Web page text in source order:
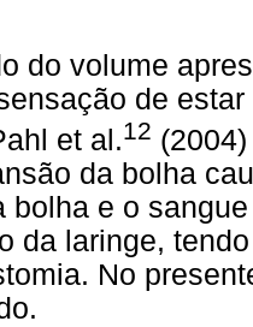
do volume
de
et al.12
da bolha
bolha e o
da laringe,
No